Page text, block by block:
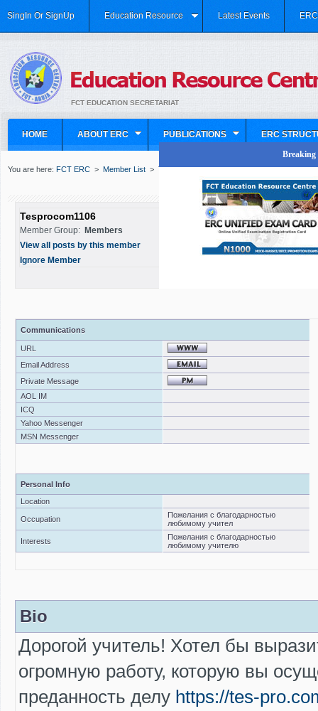
SingIn Or SignUp Education Resource Latest Events
FCT EDUCATION SECRETARIAT
HOME ABOUT ERC PUBLICATIONS ERC
You are here: FCT ERC > Member List > Tesprocom1106
Tesprocom1106
Member Group: Members
View all posts by this member
Ignore Member
Communications
URL
Email Address
Private Message
AOL IM
ICQ
Yahoo Messenger
MSN Messenger
Personal Info
Location
Occupation
Пожелания с благодарностью
любимому учител
Interests
Пожелания с благодарностью
любимому учителю
Bio
Дорогой учитель! Хотел бы
огромную работу, которую вы
преданность делу https://tes-
Breaking